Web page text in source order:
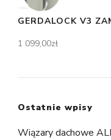
GERDALOCK V3
1 099,00zł
Ostatnie wpisy
Wiązary dachowe